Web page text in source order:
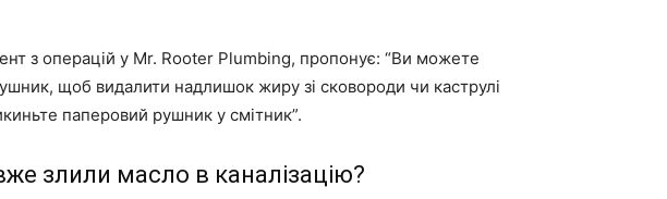
з операцій у Mr. Rooter Plumbing, пропонує: “Ви можете
щоб видалити надлишок жиру зі сковороди чи каструлі
паперовий рушник у смітник”.
злили масло в каналізацію?